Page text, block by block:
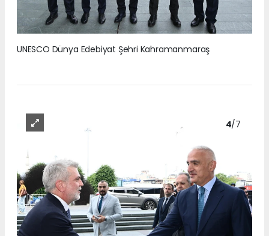
UNESCO Dünya Edebiyat Şehri Kahramanmaraş
4/7